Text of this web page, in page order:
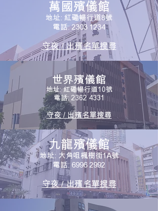
萬國殯儀館
地址: 紅磡暢行道8號
電話: 2303 1234
守夜/ 出殯名單搜尋
世界殯儀館
地址: 紅磡暢行道10號
電話: 2362 4331
守夜 / 出殯名單搜尋
九龍殯儀館
地址: 大角咀楓樹街1A號
電話: 6996 2992
守夜 / 出殯名單搜尋